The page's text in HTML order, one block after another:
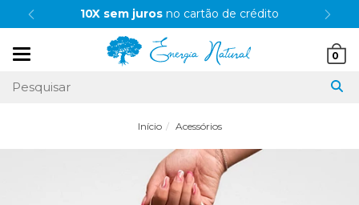
10X sem juros no cartão de crédito
0
Início Acessórios